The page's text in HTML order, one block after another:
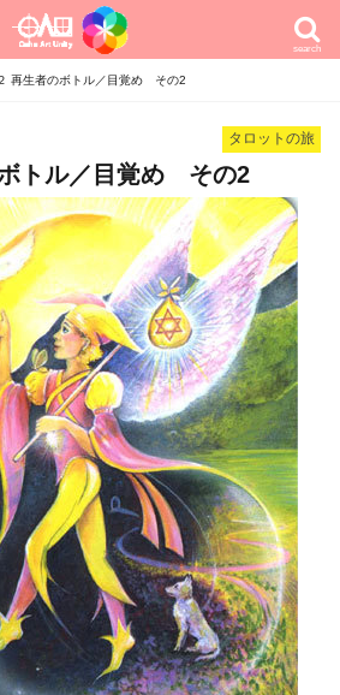
search
再生者のボトル／目覚め その2
タロットの旅
トル／目覚め その2